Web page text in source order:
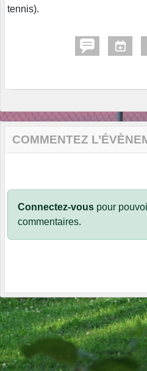
tennis).
COMMENTEZ
Connectez-vous pour
commentaires.